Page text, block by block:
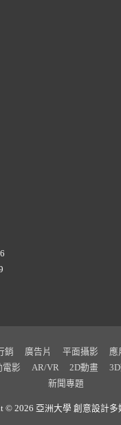
銷 廣告片 平面攝影 應
電影 AR/VR 2D動畫
新聞專題
© 2026 亞洲大學 創意設計多